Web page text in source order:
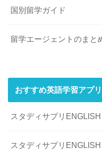
国別留学ガイド
留学エージェントのまと
おすすめ英語学習アプリ
スタディサプリ
スタディサプリ